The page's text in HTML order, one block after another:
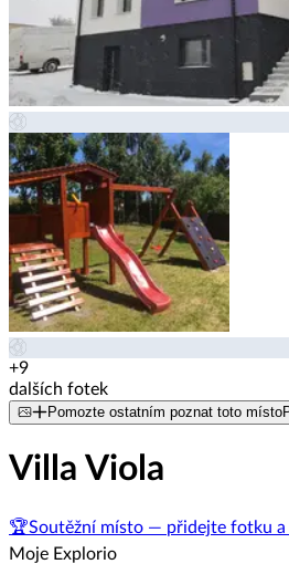
+9
dalších fotek
Pomozte ostatním poznat toto místo
Villa Viola
🏆Soutěžní místo — přidejte fotku a
Moje Explorio